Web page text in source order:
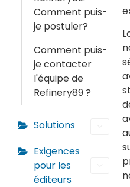
Comment puis-
je postuler?
Comment puis-
je contacter
l'équipe de
Refinery89 ?
Solutions
Exigences
pour les
éditeurs